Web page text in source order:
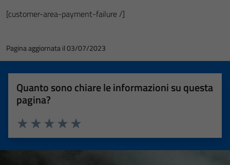
[customer-area-payment-failure /]
Pagina aggiornata il 03/07/2023
Quanto sono chiare le informazioni su questa
pagina?
Valuta 5 stelle su 5
Valuta 4 stelle su 5
Valuta 3 stelle su 5
Valuta 2 stelle su 5
Valuta 1 stelle su 5